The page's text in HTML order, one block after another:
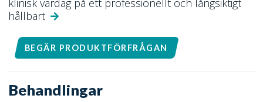
klinisk vardag på ett professionellt och långsiktigt
hållbart
BEGÄR PRODUKTFÖRFRÅGAN
Behandlingar